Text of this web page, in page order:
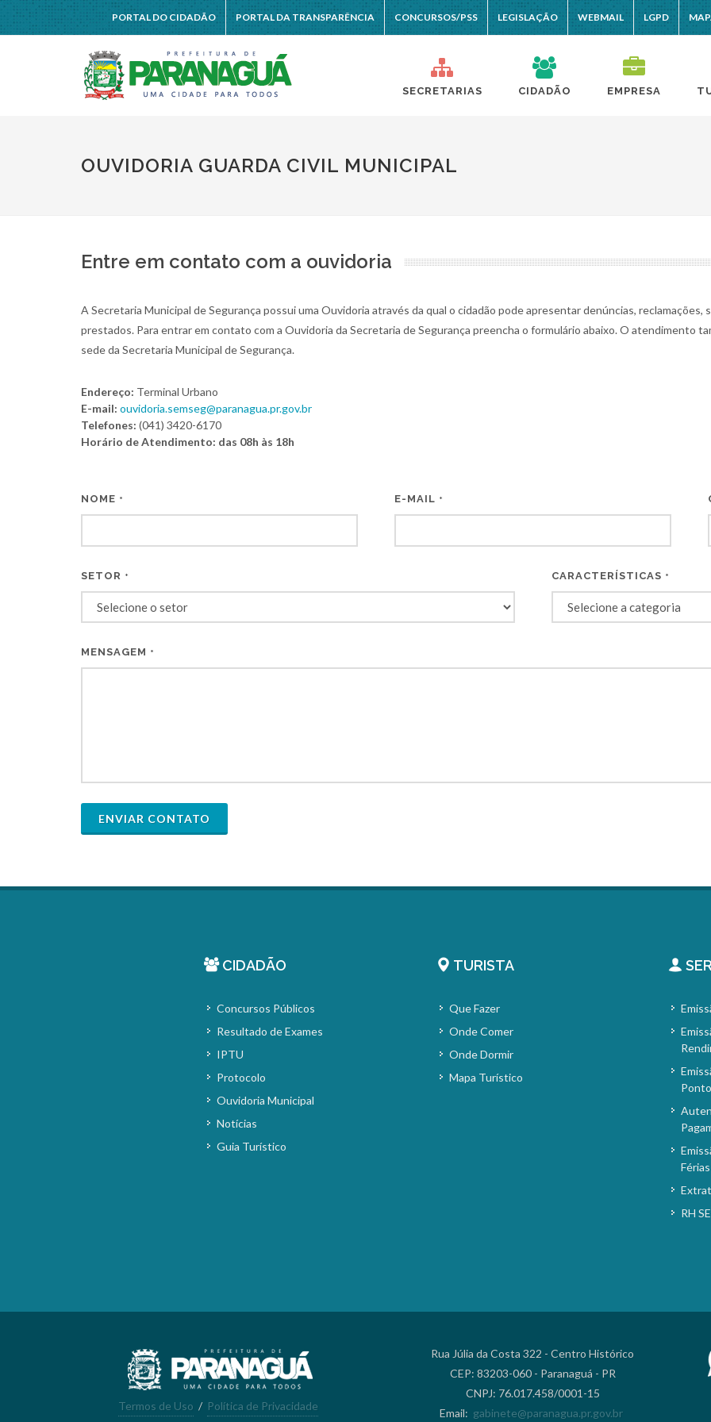
PORTAL DO CIDADÃO PORTAL DA TRANSPARÊNCIA CONCURSOS/PSS LEGISLAÇÃO WEBMAIL LGPD
SECRETARIAS CIDADÃO EMPRESA
OUVIDORIA GUARDA CIVIL MUNICIPAL
Entre em contato com a ouvidoria
A Secretaria Municipal de Segurança possui uma Ouvidoria através da qual o cidadão pode apresentar denúncias,
prestados. Para entrar em contato com a Ouvidoria da Secretaria de Segurança preencha o formulário abaixo. O atendimento
sede da Secretaria Municipal de Segurança.
Endereço: Terminal Urbano
E-mail: ouvidoria.semseg@paranagua.pr.gov.br
Telefones: (041) 3420-6170
Horário de Atendimento: das 08h às 18h
NOME * E-MAIL *
SETOR * CARACTERÍSTICAS *
MENSAGEM *
ENVIAR CONTATO
CIDADÃO
Concursos Públicos
Resultado de Exames
IPTU
Protocolo
Ouvidoria Municipal
Notícias
Guia Turístico
TURISTA
Que Fazer
Onde Comer
Onde Dormir
Mapa Turístico
Ponto
Férias
RH
Termos de Uso / Política de Privacidade
Rua Júlia da Costa 322 - Centro Histórico
CEP: 83203-060 - Paranaguá - PR
CNPJ: 76.017.458/0001-15
Email: gabinete@paranagua.pr.gov.br